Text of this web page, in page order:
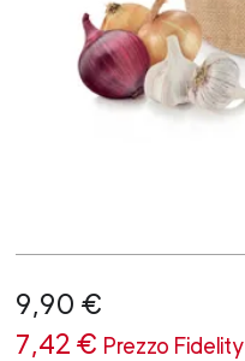
9,90 €
7,42 € Prezzo Fidelity